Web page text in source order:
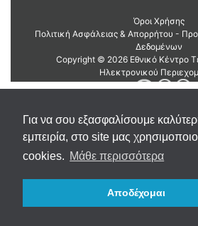
Για να σου εξασφαλίσουμε
εμπειρία, στο site μας
cookies. Μάθε περισσότερα
Αποδέχομαι